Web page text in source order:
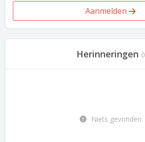
Aanmelden
Herinneringen 0
Niets gevonden